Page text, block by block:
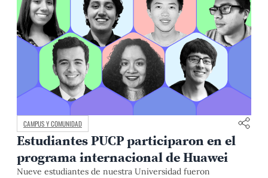
CAMPUS Y COMUNIDAD
Estudiantes PUCP participaron en el
programa internacional de Huawei
Nueve estudiantes de nuestra Universidad fueron